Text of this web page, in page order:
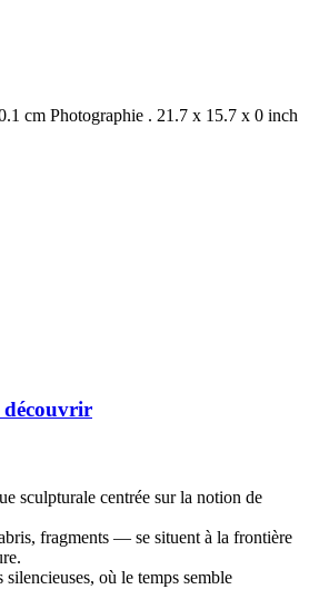
cm Photographie . 21.7 x 15.7 x 0 inch
découvrir
sculpturale centrée sur la notion de
fragments — se situent à la frontière
où le temps semble